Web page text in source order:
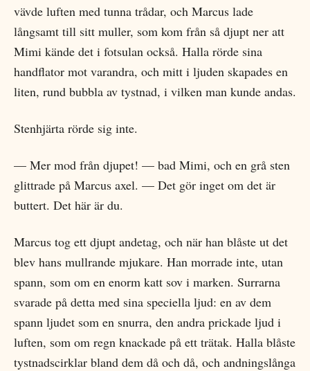
vävde luften med tunna trådar, och Marcus lade
långsamt till sitt muller, som kom från så djupt ner att
Mimi kände det i fotsulan också. Halla rörde sina
handflator mot varandra, och mitt i ljuden skapades en
liten, rund bubbla av tystnad, i vilken man kunde andas.
Stenhjärta rörde sig inte.
— Mer mod från djupet! — bad Mimi, och en grå sten
glittrade på Marcus axel. — Det gör inget om det är
buttert. Det här är du.
Marcus tog ett djupt andetag, och när han blåste ut det
blev hans mullrande mjukare. Han morrade inte, utan
spann, som om en enorm katt sov i marken. Surrarna
svarade på detta med sina speciella ljud: en av dem
spann ljudet som en snurra, den andra prickade ljud i
luften, som om regn knackade på ett trätak. Halla blåste
tystnadscirklar bland dem då och då, och andningslånga